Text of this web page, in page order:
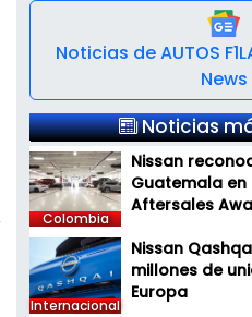
Noticias de AUTOS
News
Noticias
Colombia
Nissan
Guatemala
Aftersales
Internacional
Nissan
millones de
Europa